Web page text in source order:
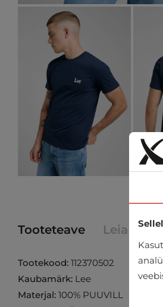
Tooteteave Leia
Tootekood: 112370502
Kaubamärk: Lee
Materjal: 100% PUUVILL